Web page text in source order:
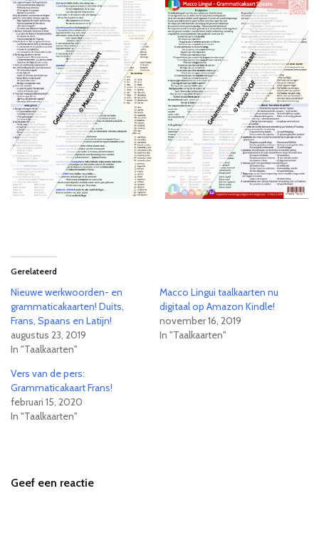
Gerelateerd
Nieuwe werkwoorden- en
grammaticakaarten! Duits,
Frans, Spaans en Latijn!
augustus 23, 2019
In "Taalkaarten"
Macco Lingui taalkaarten nu
digitaal op Amazon Kindle!
november 16, 2019
In "Taalkaarten"
Vers van de pers:
Grammaticakaart Frans!
februari 15, 2020
In "Taalkaarten"
Geef een reactie